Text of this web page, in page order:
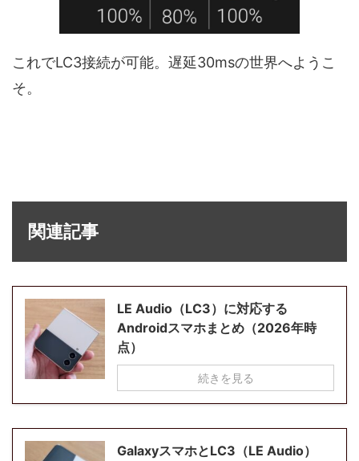
これでLC3接続が可能。遅延30msの世界へようこ
そ。
関連記事
LE Audio（LC3）に対応する
Androidスマホまとめ（2026年時
点）
続きを見る
GalaxyスマホとLC3（LE Audio）